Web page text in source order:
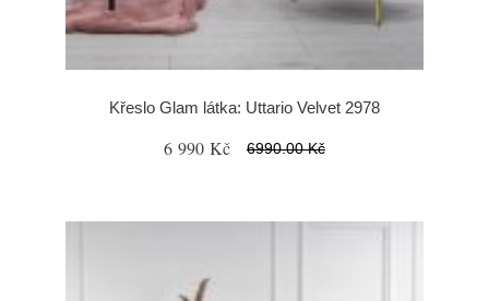
Křeslo Glam látka: Uttario Velvet 2978
6 990 Kč 6990.00 Kč